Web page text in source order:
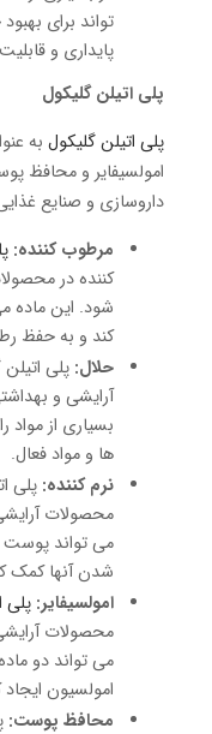
تواند برای
پایداری و
پلی اتیلن گلیکول
پلی اتیلن گلیکول به
امولسیفایر و محافظ
داروسازی و صنایع
مرطوب کننده:
کننده در
شود. این ماده
کند و به حفظ
حلال: پلی
آرایشی و
بسیاری از مواد
ها و مواد فعال.
نرم کننده: پلی
محصولات
می تواند پوست
شدن آنها کمک
امولسیفایر: پلی
محصولات
می تواند دو
امولسیون ایجاد
محافظ پوست: